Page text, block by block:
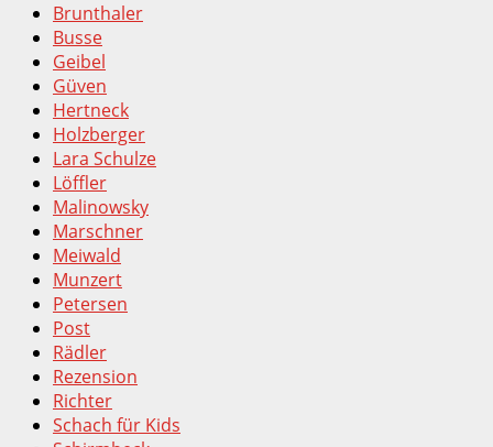
Brunthaler
Busse
Geibel
Güven
Hertneck
Holzberger
Lara Schulze
Löffler
Malinowsky
Marschner
Meiwald
Munzert
Petersen
Post
Rädler
Rezension
Richter
Schach für Kids